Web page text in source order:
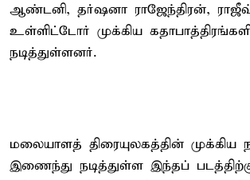
ஆண்டனி, தர்ஷனா ராஜேந்திரன்,
உள்ளிட்டோர் முக்கிய
நடித்துள்ளனர்.
மலையாளத் திரையுலகத்தின் முக்கிய
இணைந்து நடித்துள்ள இந்தப்